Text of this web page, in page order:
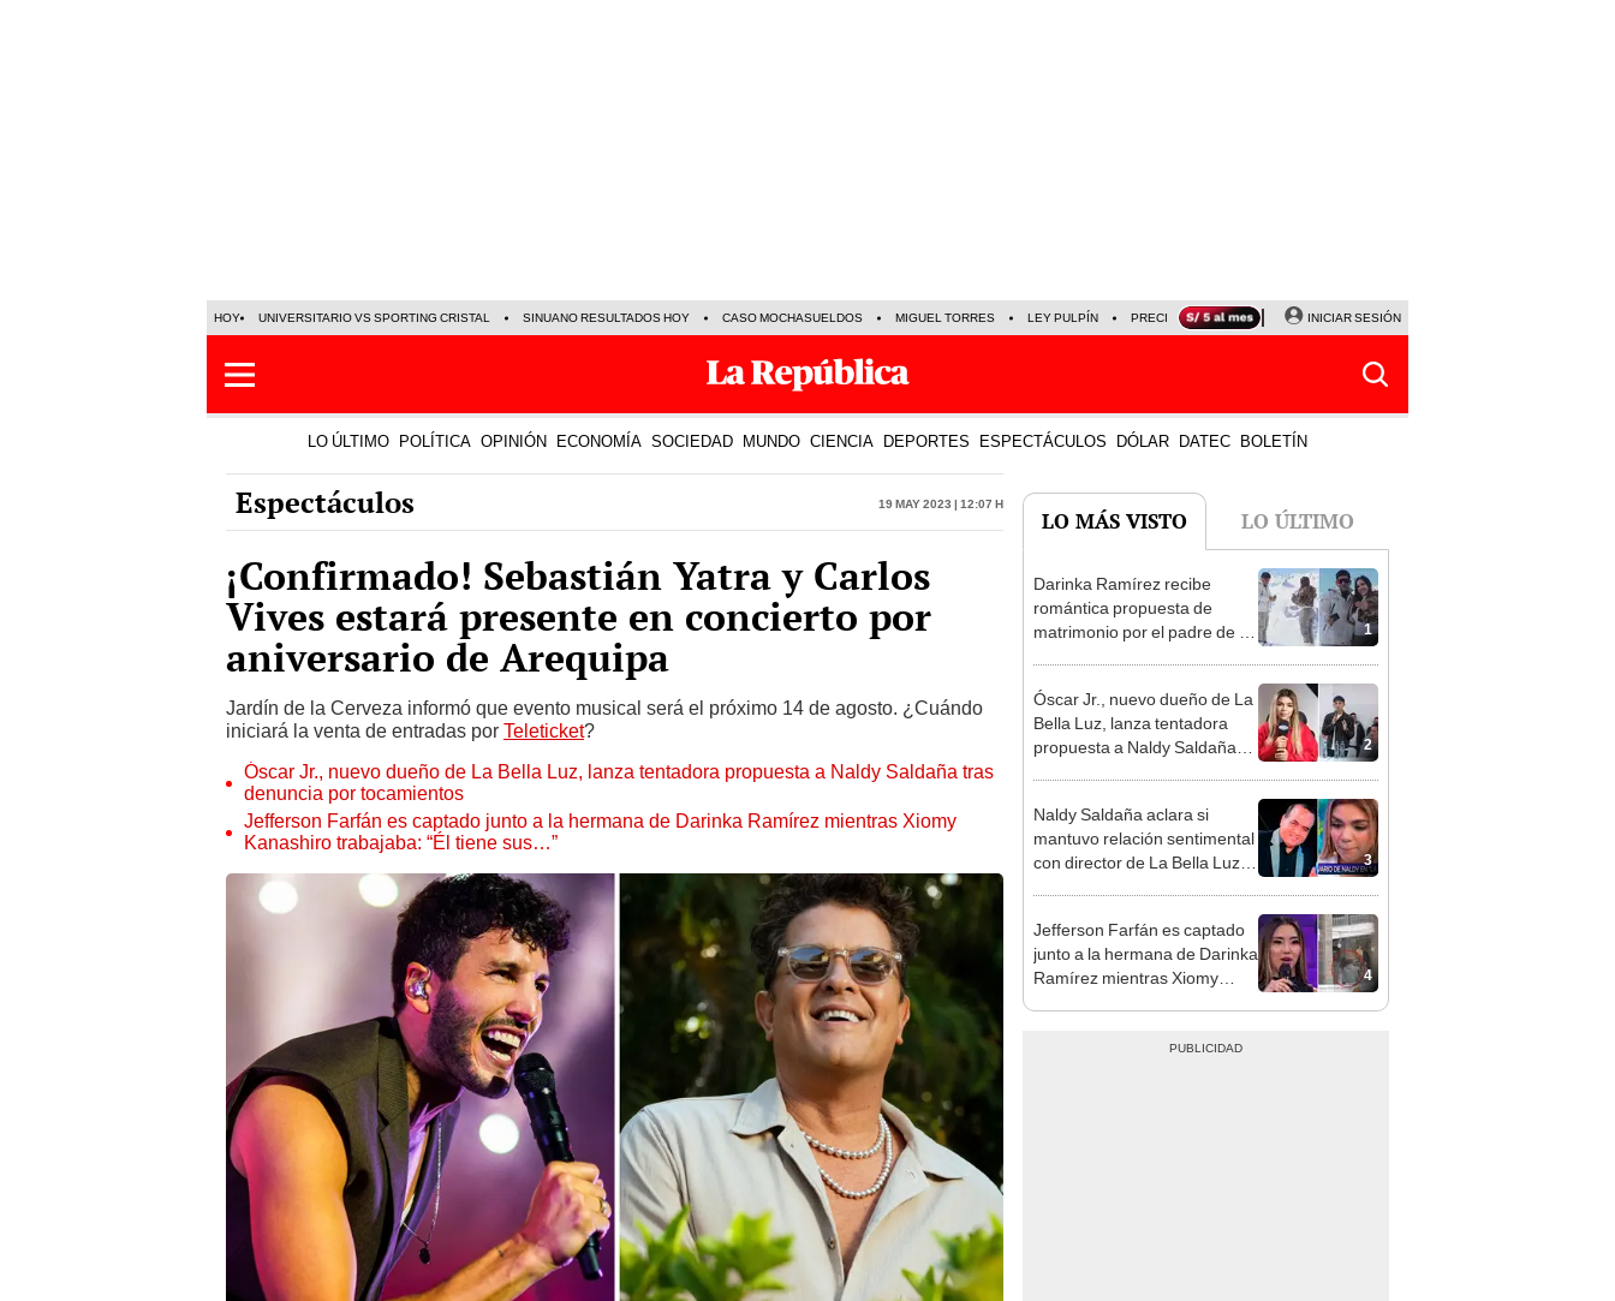
HOY UNIVERSITARIO VS SPORTING CRISTAL SINUANO RESULTADOS HOY CASO MOCHASUELDOS MIGUEL TORRES LEY PULPÍN PRECIO DEL DÓLAR CORTE DE LUZ VIERNES 7 DE AGOSTO
INICIAR SESIÓN
LO ÚLTIMO POLÍTICA OPINIÓN ECONOMÍA SOCIEDAD MUNDO CIENCIA DEPORTES ESPECTÁCULOS DÓLAR DATEC BOLETÍN
Espectáculos 19 May 2023 | 12:07 h
¡Confirmado! Sebastián Yatra y Carlos
Vives estará presente en concierto por
aniversario de Arequipa
Jardín de la Cerveza informó que evento musical será el próximo 14 de agosto. ¿Cuándo
iniciará la venta de entradas por Teleticket?
Óscar Jr., nuevo dueño de La Bella Luz, lanza tentadora propuesta a Naldy Saldaña tras
denuncia por tocamientos
Jefferson Farfán es captado junto a la hermana de Darinka Ramírez mientras Xiomy
Kanashiro trabajaba: “Él tiene sus…”
LO MÁS VISTO LO ÚLTIMO
1
Darinka Ramírez recibe
romántica propuesta de
matrimonio por el padre de su
2
Óscar Jr., nuevo dueño de La
Bella Luz, lanza tentadora
propuesta a Naldy Saldaña
tipo de ley”
3
Naldy Saldaña aclara si
mantuvo relación sentimental
con director de La Bella Luz
bajo”
4
Jefferson Farfán es captado
junto a la hermana de Darinka
Ramírez mientras Xiomy